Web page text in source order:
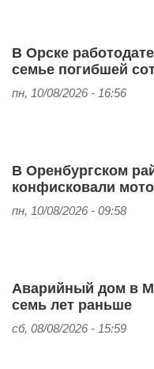
В Орске
семье погибшей
пн, 10/08/2026 - 16:56
В Оренбургском
конфисковали
пн, 10/08/2026 - 09:58
Аварийный дом в
семь лет раньше
сб, 08/08/2026 - 15:59